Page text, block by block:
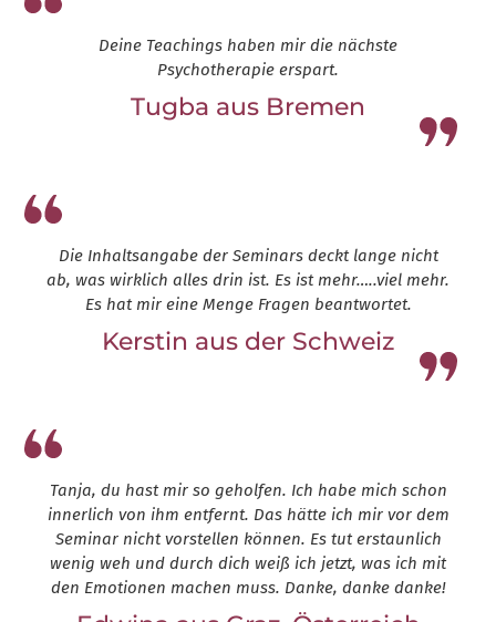
Deine Teachings haben mir die nächste
Psychotherapie erspart.
Tugba aus Bremen
Die Inhaltsangabe der Seminars deckt lange nicht
ab, was wirklich alles drin ist. Es ist mehr…..viel mehr.
Es hat mir eine Menge Fragen beantwortet.
Kerstin aus der Schweiz
Tanja, du hast mir so geholfen. Ich habe mich schon
innerlich von ihm entfernt. Das hätte ich mir vor dem
Seminar nicht vorstellen können. Es tut erstaunlich
wenig weh und durch dich weiß ich jetzt, was ich mit
den Emotionen machen muss. Danke, danke danke!